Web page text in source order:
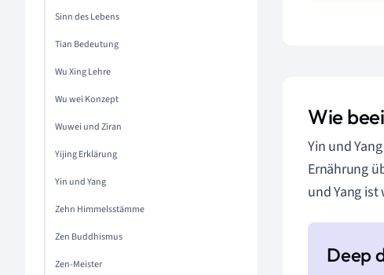
Sinn des Lebens
Tian Bedeutung
Wu Xing Lehre
Wu wei Konzept
Wuwei und Ziran
Yijing Erklärung
Yin und Yang
Zehn Himmelsstämme
Zen Buddhismus
Zen-Meister
Wie
Yin und
Ernährung
und Yang